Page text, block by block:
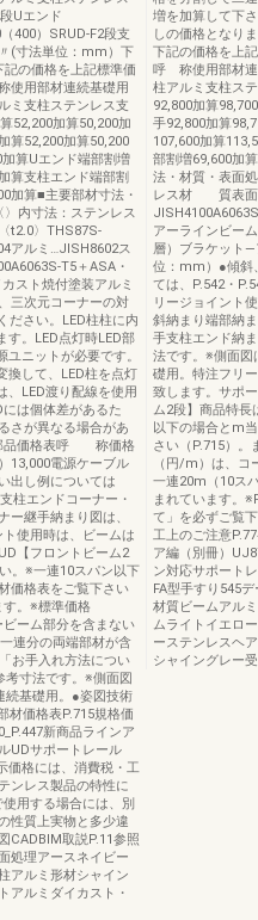
Uエンド
400）SRUD-F2段支
(寸法単位：mm）下
の価格を上記標準価
使用部材連続基礎用
ミ支柱ステンレス支
52,200加算50,200加
算52,200加算50,200
算Uエンド端部割増
算支柱エンド端部割
加算■主要部材寸法・
内寸法：ステンレス
t2.0〉THS87S-
アルミ…JISH8602ス
T5＋ASA・
スト焼付塗装アルミ
三次元コーナーの対
ださい。LED柱柱に内
す。LED点灯時LED部
ニットが必要です。
換して、LED柱を点灯
、LED渡り配線を使用
は個体差があるた
さが異なる場合があ
部品価格表呼 称価格
13,000電源ケーブル
出し例については
柱エンドコーナー・
ー継手納まり図は、
使用時は、ビームは
【フロントビーム2
。※一連10スパン以下
価格表をご覧下さい
す。※標準価格
ーム部分を含まない
連分の両端部材が含
手入れ方法につい
考寸法です。※側面図
基礎用。●姿図技術
材価格表P.715規格価
新商品ラインア
UDサポートレール
価格には、消費税・工
ンレス製品の特性に
用する場合には、別
性質上実物と多少違
CADBIM取説P.11参照
処理アースネイビー
アルミ形材シャイン
アルミダイカスト・
増を加算して下
しの価格となり
下記の価格を上
呼 称使用部材連
柱アルミ支柱ス
92,800加算
手92,800加算
107,600加算
部割増69,600加
法・材質・表面
レス材 質表面
アーラインビー
層）ブラケット
位：mm）●傾斜
ては、P.542・
リージョイント
斜納まり端部納
手支柱エンド納
法です。※側面
礎用。特注フリ
致します。サポ
ム2段】商品特長
以下の場合とm
さい（P.715）。
（円/m）は、コ
一連20m（10ス
まれています
て」を必ずご覧
工上のご注意
ア編（別冊）
ン対応サポート
FA型手すり545
材質ビームアル
ムライトイエロ
ーステンレスヘ
シャイングレー